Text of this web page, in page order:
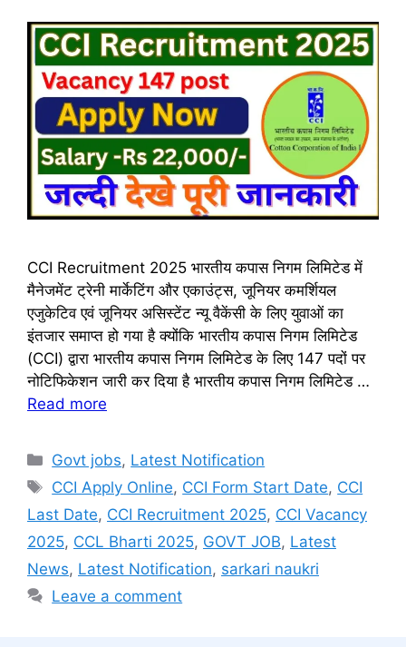
CCI Recruitment 2025 भारतीय कपास निगम लिमिटेड में
मैनेजमेंट ट्रेनी मार्केटिंग और एकाउंट्स, जूनियर कमर्शियल
एजुकेटिव एवं जूनियर असिस्टेंट न्यू वैकेंसी के लिए युवाओं का
इंतजार समाप्त हो गया है क्योंकि भारतीय कपास निगम लिमिटेड
(CCI) द्वारा भारतीय कपास निगम लिमिटेड के लिए 147 पदों पर
नोटिफिकेशन जारी कर दिया है भारतीय कपास निगम लिमिटेड …
Read more
Categories
Govt jobs, Latest Notification
Tags
CCI Apply Online, CCI Form Start Date, CCI
Last Date, CCI Recruitment 2025, CCI Vacancy
2025, CCL Bharti 2025, GOVT JOB, Latest
News, Latest Notification, sarkari naukri
Leave a comment